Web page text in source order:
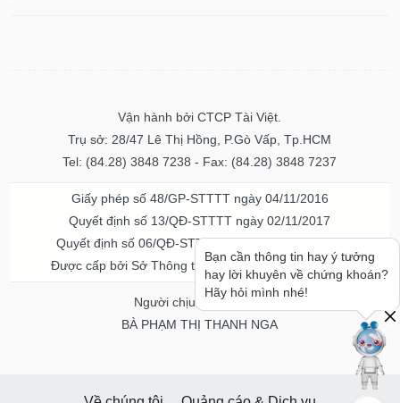
Vận hành bởi CTCP Tài Việt.
Trụ sở: 28/47 Lê Thị Hồng, P.Gò Vấp, Tp.HCM
Tel: (84.28) 3848 7238 - Fax: (84.28) 3848 7237
Giấy phép số 48/GP-STTTT ngày 04/11/2016
Quyết định số 13/QĐ-STTTT ngày 02/11/2017
Quyết định số 06/QĐ-STTTT-ICP ngày 20/07/2023
Được cấp bởi Sở Thông tin và Truyền thông TPHCM
Người chịu trách nhiệm
BÀ PHẠM THỊ THANH NGA
Bạn cần thông tin hay ý tưởng
hay lời khuyên về chứng khoán?
Hãy hỏi mình nhé!